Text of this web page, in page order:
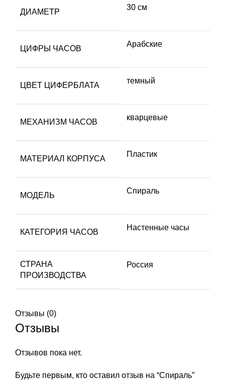
ДИАМЕТР
30 см
ЦИФРЫ ЧАСОВ
Арабские
ЦВЕТ ЦИФЕРБЛАТА
темный
МЕХАНИЗМ ЧАСОВ
кварцевые
МАТЕРИАЛ КОРПУСА
Пластик
МОДЕЛЬ
Спираль
КАТЕГОРИЯ ЧАСОВ
Настенные часы
СТРАНА
ПРОИЗВОДСТВА
Россия
Отзывы (0)
Отзывы
Отзывов пока нет.
Будьте первым, кто оставил отзыв на “Спираль”